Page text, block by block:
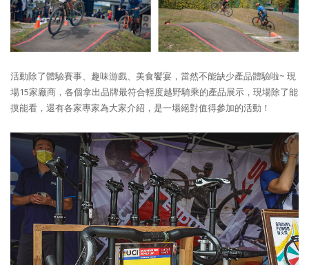
活動除了體驗賽事、趣味游戲、美食饗宴，當然不能缺少產品體驗啦~ 現
場15家廠商，各個拿出品牌最符合輕度越野騎乘的產品展示，現場除了能
摸能看，還有各家專家為大家介紹，是一場絕對值得參加的活動！